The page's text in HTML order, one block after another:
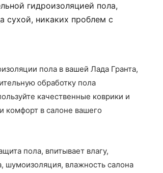
гидроизоляцией пола,
сухой, никаких проблем с
пола в вашей Лада Гранта,
обработку пола
качественные коврики и
комфорт в салоне вашего
пола, впитывает влагу,
шумоизоляция, влажность салона